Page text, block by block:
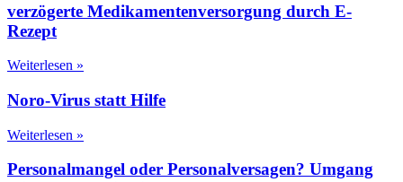
verzögerte Medikamentenversorgung durch E-
Rezept
Weiterlesen »
Noro-Virus statt Hilfe
Weiterlesen »
Personalmangel oder Personalversagen? Umgang